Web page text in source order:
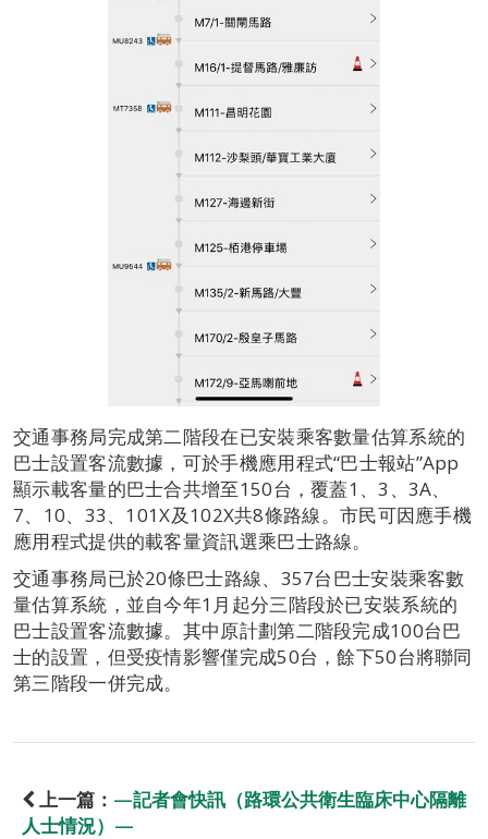
交通事務局完成第二階段在已安裝乘客數量估算系統的
巴士設置客流數據，可於手機應用程式“巴士報站”App
顯示載客量的巴士合共增至150台，覆蓋1、3、3A、
7、10、33、101X及102X共8條路線。市民可因應手機
應用程式提供的載客量資訊選乘巴士路線。
交通事務局已於20條巴士路線、357台巴士安裝乘客數
量估算系統，並自今年1月起分三階段於已安裝系統的
巴士設置客流數據。其中原計劃第二階段完成100台巴
士的設置，但受疫情影響僅完成50台，餘下50台將聯同
第三階段一併完成。
上一篇： —記者會快訊（路環公共衛生臨床中心隔離
人士情況）—